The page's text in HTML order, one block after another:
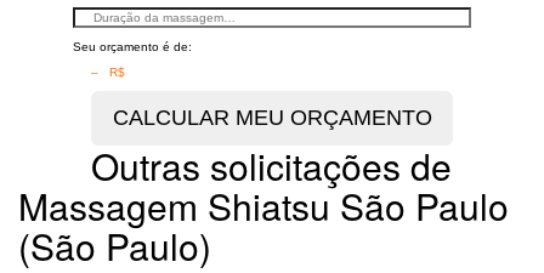
Seu orçamento é de:
– R$
Outras solicitações de
Massagem Shiatsu São Paulo
(São Paulo)